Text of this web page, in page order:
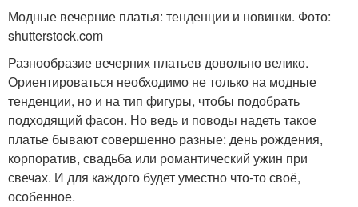
Модные вечерние платья: тенденции и новинки. Фото:
shutterstock.com
Разнообразие вечерних платьев довольно велико.
Ориентироваться необходимо не только на модные
тенденции, но и на тип фигуры, чтобы подобрать
подходящий фасон. Но ведь и поводы надеть такое
платье бывают совершенно разные: день рождения,
корпоратив, свадьба или романтический ужин при
свечах. И для каждого будет уместно что-то своё,
особенное.